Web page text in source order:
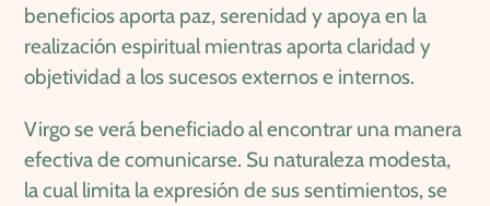
beneficios aporta paz, serenidad y apoya en la
realización espiritual mientras aporta claridad y
objetividad a los sucesos externos e internos.
Virgo se verá beneficiado al encontrar una manera
efectiva de comunicarse. Su naturaleza modesta,
la cual limita la expresión de sus sentimientos, se